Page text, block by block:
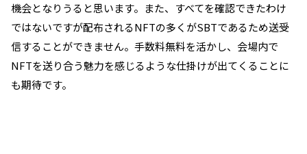
機会となりうると思います。また、すべてを確認できたわけ
ではないですが配布されるNFTの多くがSBTであるため送受
信することができません。手数料無料を活かし、会場内で
NFTを送り合う魅力を感じるような仕掛けが出てくることに
も期待です。